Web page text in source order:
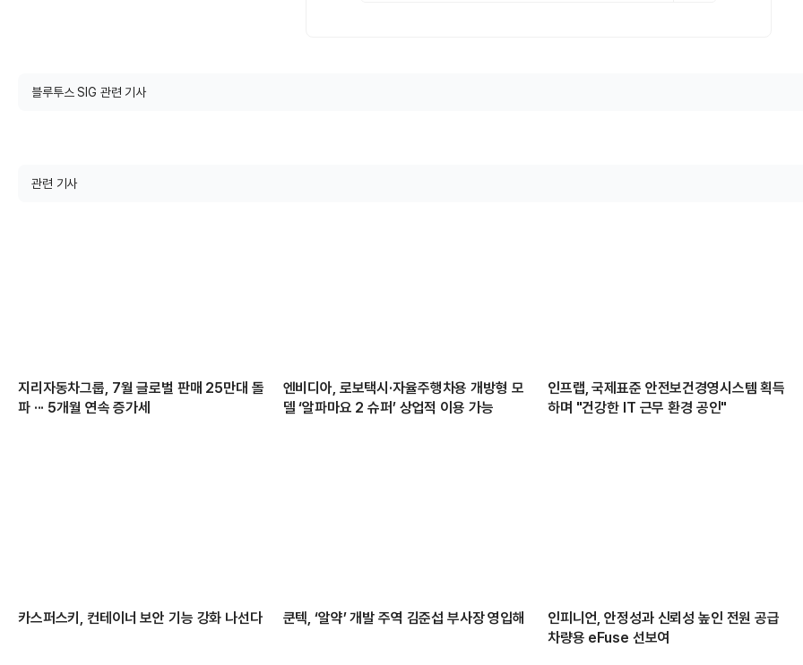
블루투스 SIG 관련 기사
관련 기사
지리자동차그룹, 7월 글로벌 판매 25만대 돌
파 ··· 5개월 연속 증가세
엔비디아, 로보택시·자율주행차용 개방형 모
델 ‘알파마요 2 슈퍼’ 상업적 이용 가능
인프랩, 국제표준 안전보건경영시스템 획득
하며 "건강한 IT 근무 환경 공인"
카스퍼스키, 컨테이너 보안 기능 강화 나선다 쿤텍, ‘알약’ 개발 주역 김준섭 부사장 영입해
인피니언, 안정성과 신뢰성 높인 전원 공급
차량용 eFuse 선보여